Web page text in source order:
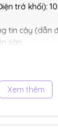
trở khối):
tin cậy (dẫn
sàn
Xem thêm